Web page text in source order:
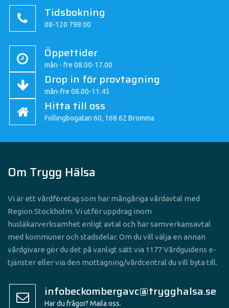
Tidsbokning
08-120 798 00
Öppettider
mån - fre 08.00-17.00
Drop in för provtagning
mån-fre 08.00-11.45
Hitta till oss
Follingbogatan 60, 168 62 Bromma
Om Trygg Hälsa
Vi är ett vårdföretag som har mångåriga vårdavtal med
Region Stockholm. Vi utför uppdrag inom
husläkarverksamhet enligt avtal och har samverkansavtal
med kommuner och stadsdelar. Om du vill välja en annan
vårdgivare gör du det på vanligt sätt via 1177 Vårdguidens e-
tjänster eller via den mottagning/vårdcentral du vill byta till.
infobeckombergavc@trygghalsa.se
Har du frågor? Maila oss.